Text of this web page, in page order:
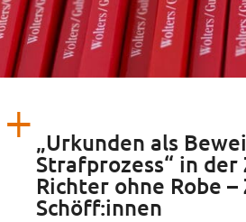
„Urkunden als
Strafprozess“ in
Richter ohne Robe
Schöff:innen